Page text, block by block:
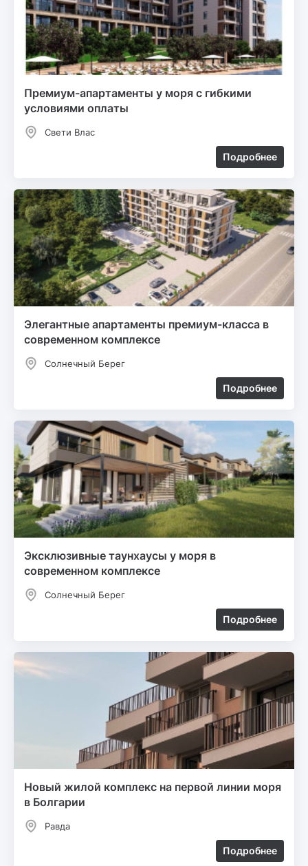
Премиум-апартаменты у моря с гибкими
условиями оплаты
Свети Влас
Подробнее
Элегантные апартаменты премиум-класса в
современном комплексе
Солнечный Берег
Подробнее
Эксклюзивные таунхаусы у моря в
современном комплексе
Солнечный Берег
Подробнее
Новый жилой комплекс на первой линии моря
в Болгарии
Равда
Подробнее